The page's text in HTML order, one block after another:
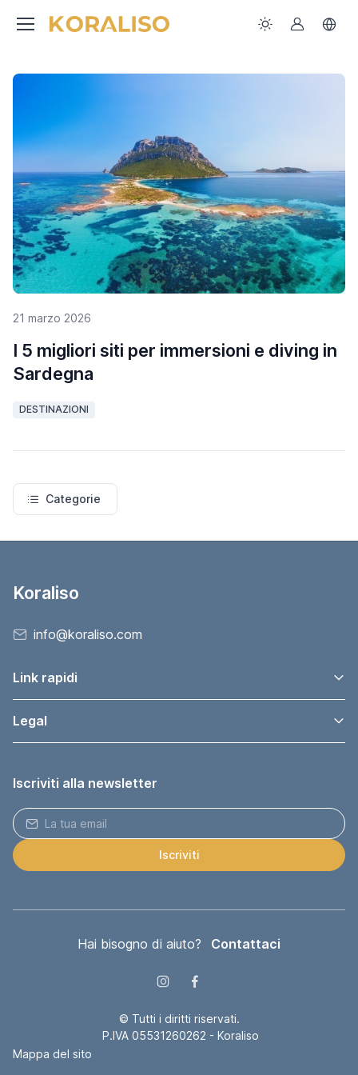
21 marzo 2026
I 5 migliori siti per immersioni e diving in
Sardegna
DESTINAZIONI
Categorie
Koraliso
info@koraliso.com
Link rapidi
Legal
Iscriviti alla newsletter
Iscriviti
Hai bisogno di aiuto? Contattaci
© Tutti i diritti riservati.
P.IVA 05531260262 - Koraliso
Mappa del sito